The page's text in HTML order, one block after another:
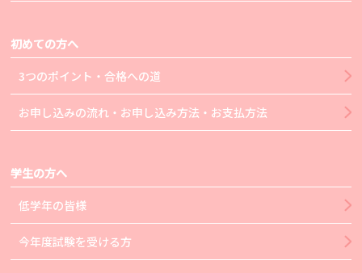
初めての方へ
3つのポイント・合格への道
お申し込みの流れ・お申し込み方法・お支払方法
学生の方へ
低学年の皆様
今年度試験を受ける方